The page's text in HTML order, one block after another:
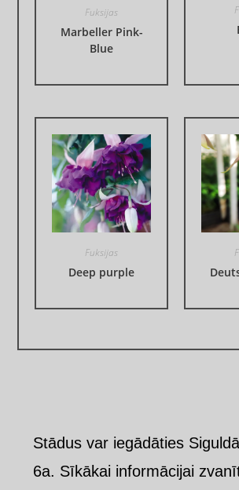
Fuksijas
Marbeller Pink-
Blue
Fuksijas
Deep purple
Stādus var iegādāties
6a. Sīkākai informācijai